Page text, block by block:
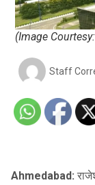
(Image
Staff
Ahmedabad: